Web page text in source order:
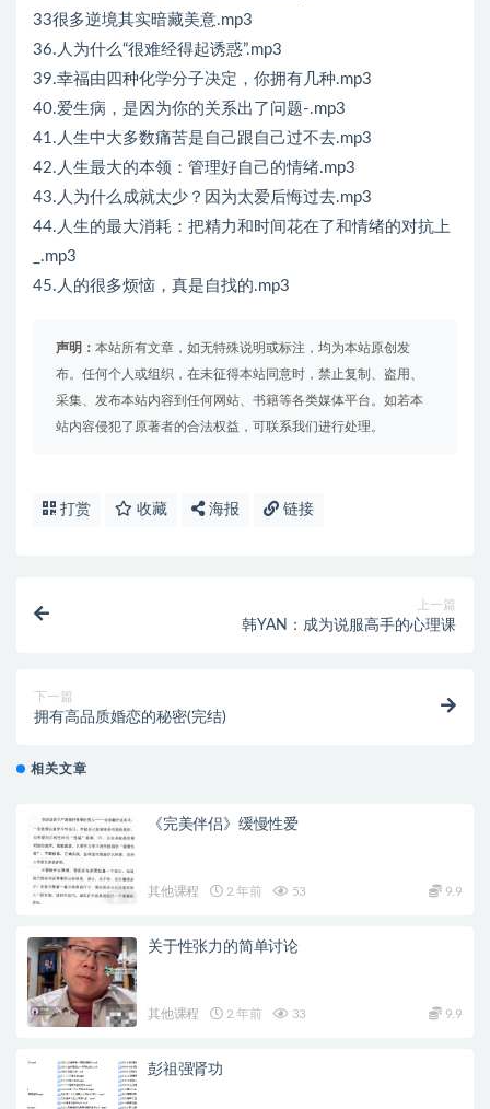
33很多逆境其实暗藏美意.mp3
36.人为什么“很难经得起诱惑”.mp3
39.幸福由四种化学分子决定，你拥有几种.mp3
40.爱生病，是因为你的关系出了问题-.mp3
41.人生中大多数痛苦是自己跟自己过不去.mp3
42.人生最大的本领：管理好自己的情绪.mp3
43.人为什么成就太少？因为太爱后悔过去.mp3
44.人生的最大消耗：把精力和时间花在了和情绪的对抗上
_.mp3
45.人的很多烦恼，真是自找的.mp3
声明： 本站所有文章，如无特殊说明或标注，均为本站原创发
布。任何个人或组织，在未征得本站同意时，禁止复制、盗用、
采集、发布本站内容到任何网站、书籍等各类媒体平台。如若本
站内容侵犯了原著者的合法权益，可联系我们进行处理。
打赏 收藏 海报 链接
上一篇
韩YAN：成为说服高手的心理课
下一篇
拥有高品质婚恋的秘密(完结)
相关文章
《完美伴侣》缓慢性爱
其他课程 2 年前 53 9.9
关于性张力的简单讨论
其他课程 2 年前 33 9.9
彭祖强肾功